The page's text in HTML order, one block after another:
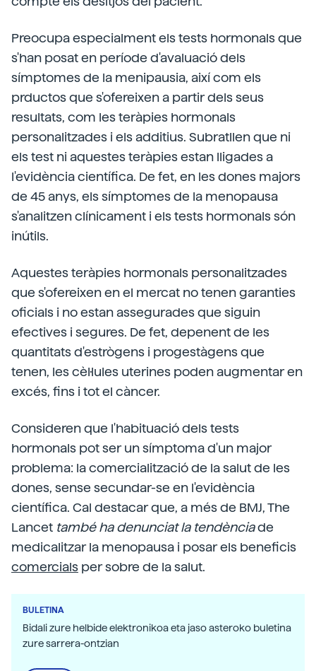
Preocupa especialment els tests hormonals que
s'han posat en període d'avaluació dels
símptomes de la menipausia, així com els
prductos que s'ofereixen a partir dels seus
resultats, com les teràpies hormonals
personalitzades i els additius. Subratllen que ni
els test ni aquestes teràpies estan lligades a
l'evidència científica. De fet, en les dones majors
de 45 anys, els símptomes de la menopausa
s'analitzen clínicament i els tests hormonals són
inútils.
Aquestes teràpies hormonals personalitzades
que s'ofereixen en el mercat no tenen garanties
oficials i no estan assegurades que siguin
efectives i segures. De fet, depenent de les
quantitats d'estrògens i progestàgens que
tenen, les cèl·lules uterines poden augmentar en
excés, fins i tot el càncer.
Consideren que l'habituació dels tests
hormonals pot ser un símptoma d'un major
problema: la comercialització de la salut de les
dones, sense secundar-se en l'evidència
científica. Cal destacar que, a més de BMJ, The
Lancet també ha denunciat la tendènciade
medicalitzar la menopausa i posar els beneficis
comercials per sobre de la salut.
BULETINA
Bidali zure helbide elektronikoa eta jaso asteroko buletina
zure sarrera-ontzian